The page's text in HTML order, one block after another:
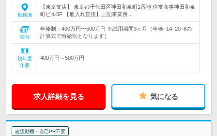
勤務地
【東京支店】 東京都千代田区神田和泉町1番地 住友商事神田和泉
町ビル5F 【雇入れ直後】上記事業所…
給与
年俸制：400万円〜500万円 ※試用期間3ヶ月（年俸÷14÷20÷8の
計算式で時給制となります）
初年度
年収
400万円～500万円
求人詳細を見る 気になる
志望動機・自己PR不要